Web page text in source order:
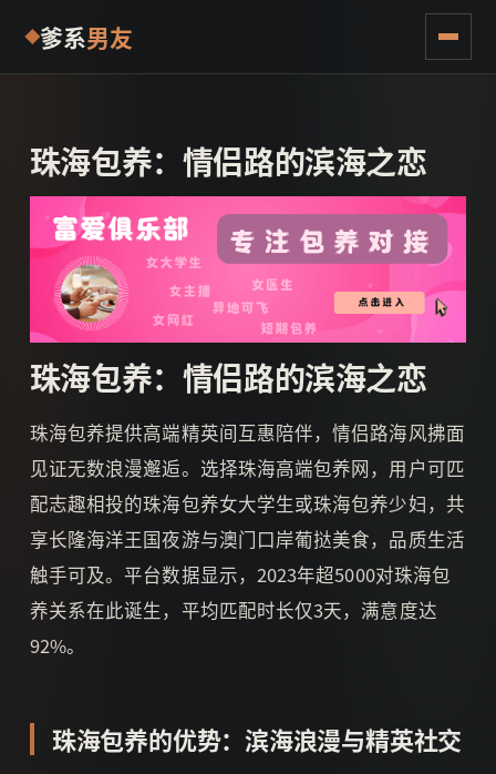
爹系男友
珠海包养：情侣路的滨海之恋
珠海包养：情侣路的滨海之恋
珠海包养提供高端精英间互惠陪伴，情侣路海风拂面
见证无数浪漫邂逅。选择珠海高端包养网，用户可匹
配志趣相投的珠海包养女大学生或珠海包养少妇，共
享长隆海洋王国夜游与澳门口岸葡挞美食，品质生活
触手可及。平台数据显示，2023年超5000对珠海包
养关系在此诞生，平均匹配时长仅3天，满意度达
92%。
珠海包养的优势：滨海浪漫与精英社交